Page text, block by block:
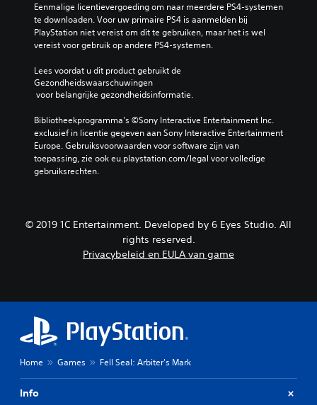
Eenmalige licentievergoeding om naar meerdere PS4-systemen
te downloaden. Voor uw primaire PS4 is aanmelden bij
PlayStation niet vereist om dit te gebruiken, maar het is wel
vereist voor gebruik op andere PS4-systemen.
Lees voordat u dit product gebruikt de
Gezondheidswaarschuwingen
voor belangrijke gezondheidsinformatie.
Bibliotheekprogramma's ©Sony Interactive Entertainment Inc.
exclusief in licentie gegeven aan Sony Interactive Entertainment
Europe. Gebruiksvoorwaarden voor software zijn van
toepassing, zie ook eu.playstation.com/legal voor volledige
gebruiksrechten.
© 2019 1C Entertainment. Developed by 6 Eyes Studio. All
rights reserved.
Privacybeleid en EULA van game
Home Games Fell Seal: Arbiter's Mark
Info